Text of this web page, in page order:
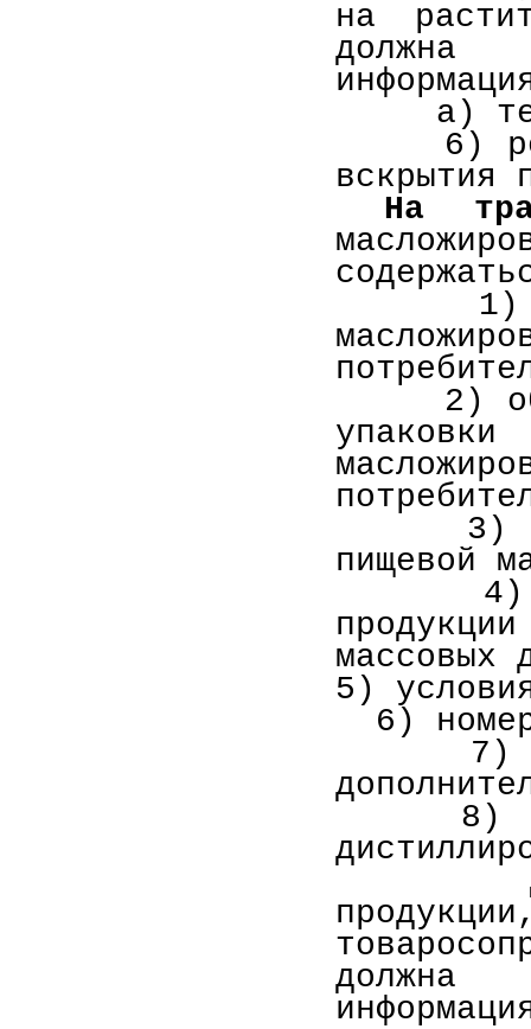
на
должна
а)
6)
вскрытия
На
1)
2)
упаковки
3)
пищевой
4)
массовых
5)
6)
7)
8)
должна